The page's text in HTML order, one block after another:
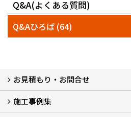
Q&A(よくある質問)
Q&Aひろば (64)
お見積もり・お問合せ
LINEで概算見積もり
チャットで質問
問い合わせフォームから
オンライン相談
電話で相談
無料現地調査をご希望の方
施工事例集